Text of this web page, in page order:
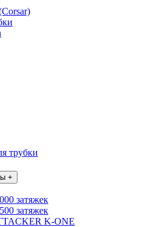
трубки
+
затяжек
затяжек
K-ONE